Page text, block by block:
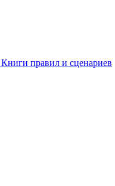
правил и сценариев